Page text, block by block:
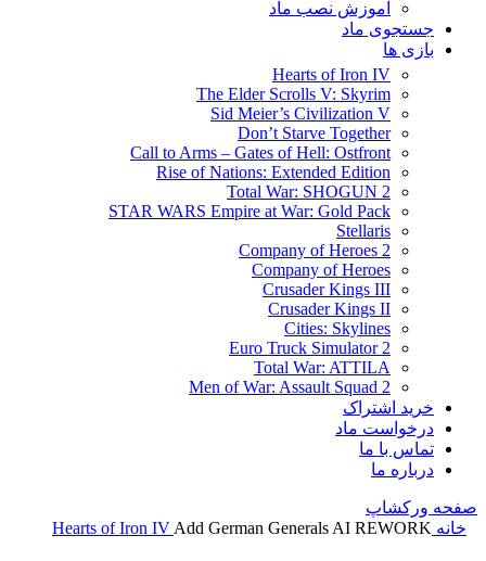
آموزش نصب ماد
جستجوی ماد
بازی ها
Hearts of Iron IV
The Elder Scrolls V: Skyrim
Sid Meier’s Civilization V
Don’t Starve Together
Call to Arms – Gates of Hell: Ostfront
Rise of Nations: Extended Edition
Total War: SHOGUN 2
STAR WARS Empire at War: Gold Pack
Stellaris
Company of Heroes 2
Company of Heroes
Crusader Kings III
Crusader Kings II
Cities: Skylines
Euro Truck Simulator 2
Total War: ATTILA
Men of War: Assault Squad 2
خرید اشتراک
درخواست ماد
تماس با ما
درباره ما
صفحه ورکشاپ
خانه
Hearts of Iron IV Add German Generals AI REWORK